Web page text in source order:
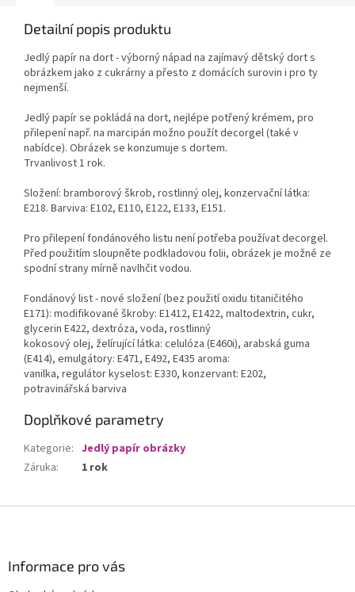
Detailní popis produktu
Jedlý papír na dort - výborný nápad na zajímavý dětský dort s
obrázkem jako z cukrárny a přesto z domácích surovin i pro ty
nejmenší.
Jedlý papír se pokládá na dort, nejlépe potřený krémem, pro
přilepení např. na marcipán možno použít decorgel (také v
nabídce). Obrázek se konzumuje s dortem.
Trvanlivost 1 rok.
Složení: bramborový škrob, rostlinný olej, konzervační látka:
E218. Barviva: E102, E110, E122, E133, E151.
Pro přilepení fondánového listu není potřeba používat decorgel.
Před použitím sloupněte podkladovou folii, obrázek je možné ze
spodní strany mírně navlhčit vodou.
Fondánový list - nové složení (bez použití oxidu titaničitého
E171): modifikované škroby: E1412, E1422, maltodextrin, cukr,
glycerin E422, dextróza, voda, rostlinný
kokosový olej, želírující látka: celulóza (E460i), arabská guma
(E414), emulgátory: E471, E492, E435 aroma:
vanilka, regulátor kyselost: E330, konzervant: E202,
potravinářská barviva
Doplňkové parametry
Kategorie: Jedlý papír obrázky
Záruka: 1 rok
Informace pro vás